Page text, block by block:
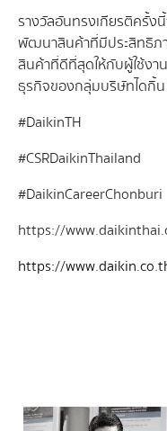
รางวัลอันทรงเกียรติค
พัฒนาสินค้าที่มีประสิท
สินค้าที่ดีที่สุดให้กับผู้ใช้ง
ธุรกิจของกลุ่มบริษัทไดกิ้น
#DaikinTH
#CSRDaikinThailand
#DaikinCareerChonburi
https://
https://